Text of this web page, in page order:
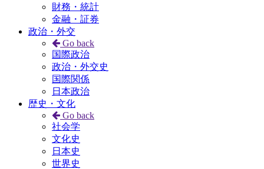
財務・統計
金融・証券
政治・外交
Go back
国際政治
政治・外交史
国際関係
日本政治
歴史・文化
Go back
社会学
文化史
日本史
世界史